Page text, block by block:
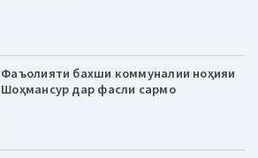
Фаъолияти бахши коммуналии ноҳияи
Шоҳмансур дар фасли сармо